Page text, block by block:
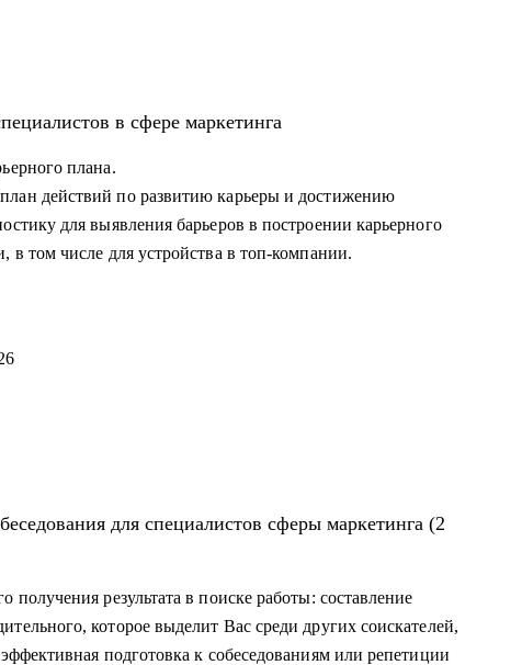
помогу подготовиться к успешному прохождению интервью
трек и перейти в маркетинг или развиваться в консалтинге;
и руководителям из:
SMM, копирайтинг, event-маркетинг, контент-
отдела маркетинга.
в сфере маркетинга
плана.
действий по развитию карьеры и достижению
для выявления барьеров в построении карьерного
том числе для устройства в топ-компании.
для специалистов сферы маркетинга (2
получения результата в поиске работы: составление
которое выделит Вас среди других соискателей,
подготовка к собеседованиям или репетиции